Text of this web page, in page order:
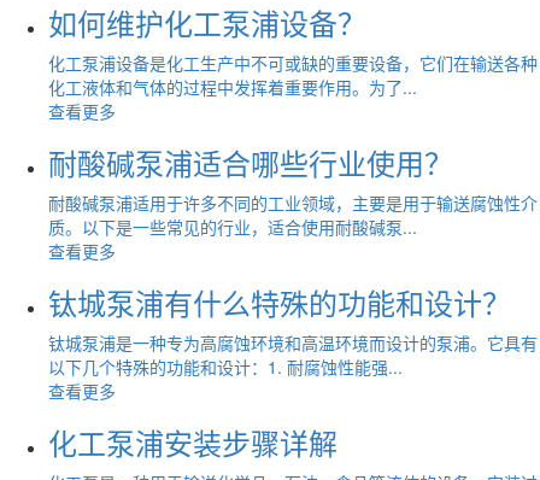
如何维护化工泵浦设备？
化工泵浦设备是化工生产中不可或缺的重要设备，它们在输送各种
化工液体和气体的过程中发挥着重要作用。为了...
查看更多
耐酸碱泵浦适合哪些行业使用？
耐酸碱泵浦适用于许多不同的工业领域，主要是用于输送腐蚀性介
质。以下是一些常见的行业，适合使用耐酸碱泵...
查看更多
钛城泵浦有什么特殊的功能和设计？
钛城泵浦是一种专为高腐蚀环境和高温环境而设计的泵浦。它具有
以下几个特殊的功能和设计：1. 耐腐蚀性能强...
查看更多
化工泵浦安装步骤详解